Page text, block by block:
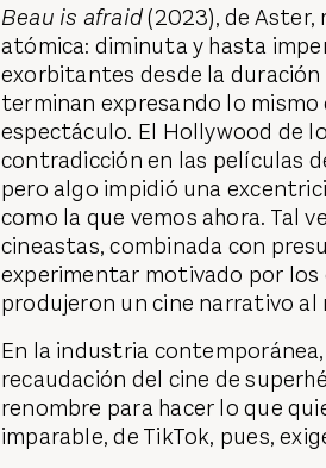
Beau is afraid(2023), de Aster,
atómica: diminuta y hasta
exorbitantes desde la
terminan expresando lo
espectáculo. El Hollywood de
contradicción en las películas
pero algo impidió una
como la que vemos ahora. Tal
cineastas, combinada con
experimentar motivado por
produjeron un cine narrativo
En la industria
recaudación del cine de
renombre para hacer lo que
imparable, de TikTok, pues,